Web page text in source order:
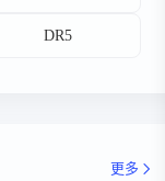
DR5
更多